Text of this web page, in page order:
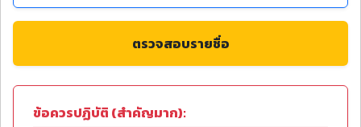
ตรวจสอบรายชื่อ
ข้อควรปฏิบัติ (สำคัญมาก):